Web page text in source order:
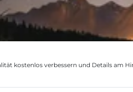
kostenlos verbessern und Details am